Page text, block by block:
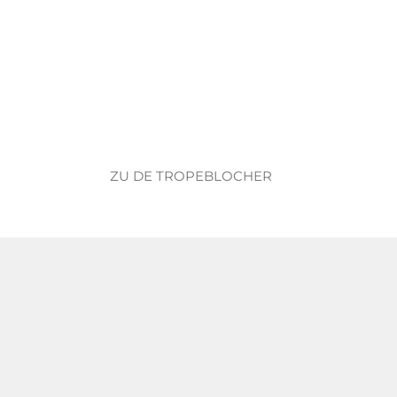
ZU DE TROPEBLOCHER